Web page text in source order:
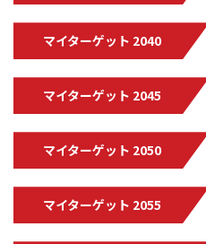
マイターゲット 2040
マイターゲット 2045
マイターゲット 2050
マイターゲット 2055